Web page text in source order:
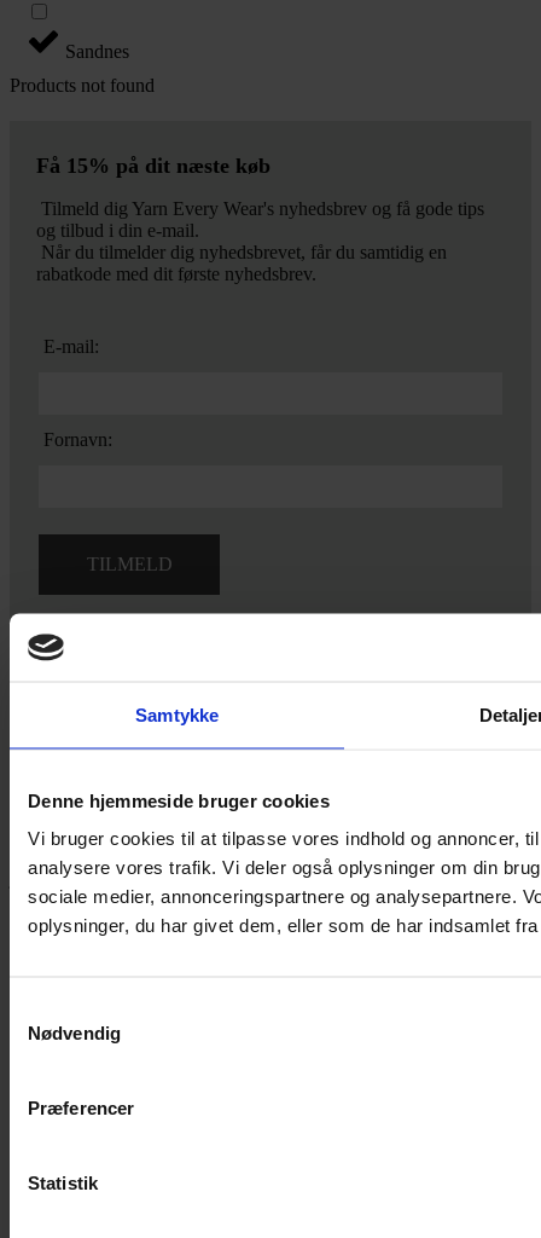
Samtykke
Denne hjemmeside bruger cookies
Vi bruger cookies til at tilpasse vores indhold og annoncer,
analysere vores trafik. Vi deler også oplysninger om din
sociale medier, annonceringspartnere og analysepartnere.
oplysninger, du har givet dem, eller som de har indsamlet
Nødvendig
Præferencer
Statistik
Sandnes
Products not found
Få 15% på dit næste køb
Tilmeld dig Yarn Every Wear's nyhedsbrev og få gode tips
og tilbud i din e-mail.
Når du tilmelder dig nyhedsbrevet, får du samtidig en
rabatkode med dit første nyhedsbrev.
E-mail:
Fornavn:
Ved tilmelding accepterer du vores
Yarn Every Wear
Hvis du bøvler med noget eller ønsker ny inspiration, så skriv til
eller kom forbi butikken på Vestergade 12 i Tønder. Så hjælper
jeg dig på vej.
Vestergade 12 6270, Tønder
60 51 96 50
Facebook-f Instagram